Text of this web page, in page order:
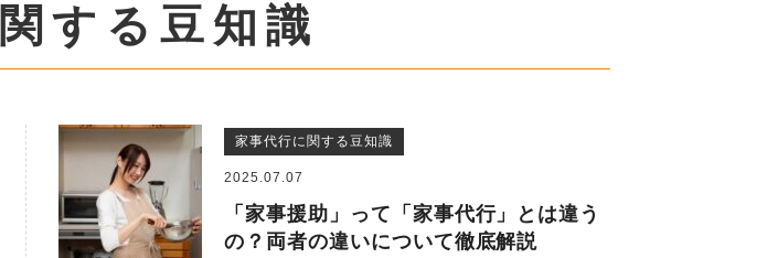
する豆知識
家事代行に関する豆知識
2025.07.07
「家事援助」って「家事代行」とは違う
の？両者の違いについて徹底解説